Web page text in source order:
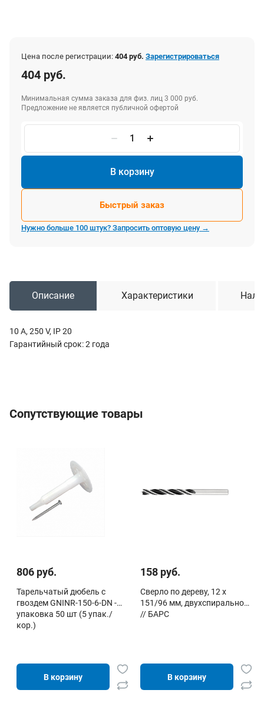
Цена после регистрации: 404 руб. Зарегистрироваться
404 руб.
Минимальная сумма заказа для физ. лиц 3 000 руб.
Предложение не является публичной офертой
В корзину
Быстрый заказ
Нужно больше 100 штук? Запросить оптовую цену →
Описание Характеристики
10 A, 250 V, IP 20
Гарантийный срок: 2 года
Сопутствующие товары
806 руб.
Тарельчатый дюбель с
гвоздем GNINR-150-6-DN -
упаковка 50 шт (5 упак./
кор.)
В корзину
158 руб.
Сверло по дереву, 12 х
151/96 мм, двухспиральное
// БАРС
В корзину